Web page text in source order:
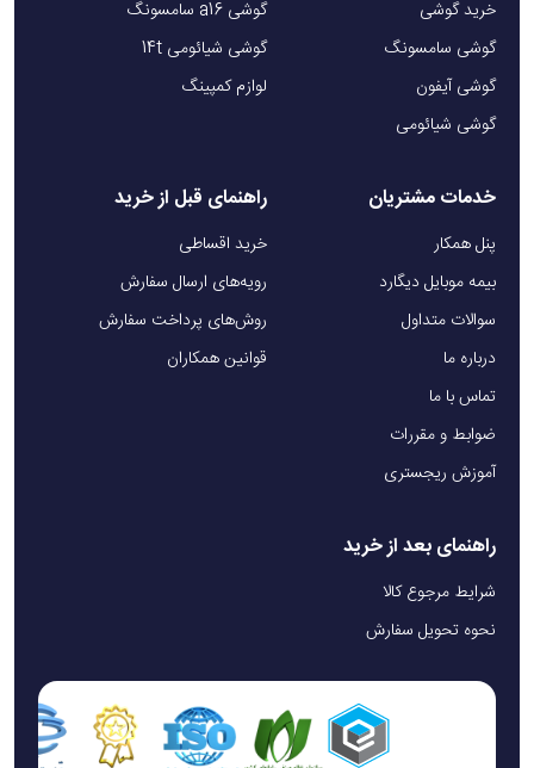
خرید گوشی
گوشی سامسونگ
گوشی آیفون
گوشی شیائومی
گوشی a16 سامسونگ
گوشی شیائومی 14t
لوازم کمپینگ
خدمات مشتریان
پنل همکار
بیمه موبایل دیگارد
سوالات متداول
درباره ما
تماس با ما
ضوابط و مقررات
آموزش ریجستری
راهنمای قبل از خرید
خرید اقساطی
رویه‌های ارسال سفارش
روش‌های پرداخت سفارش
قوانین همکاران
راهنمای بعد از خرید
شرایط مرجوع کالا
نحوه تحویل سفارش